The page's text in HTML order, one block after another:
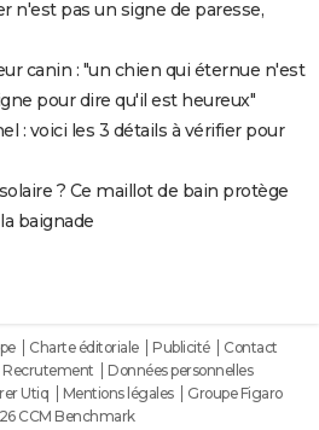
n'est pas un signe de paresse,
canin : "un chien qui éternue n'est
pour dire qu'il est heureux"
: voici les 3 détails à vérifier pour
? Ce maillot de bain protège
baignade
Charte éditoriale Publicité
Contact
Recrutement
Données personnelles
Utiq Mentions légales
Groupe Figaro
CCM Benchmark